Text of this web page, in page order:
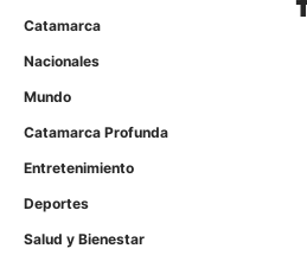
Catamarca
Nacionales
Mundo
Catamarca Profunda
Entretenimiento
Deportes
Salud y Bienestar